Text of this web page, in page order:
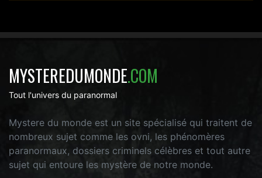
MYSTEREDUMONDE.COM
Tout l'univers du paranormal
Mystere du monde est un site spécialisé qui traitent de
nombreux sujet comme les ovni, les phénomères
paranormaux, dossiers criminels célèbres et tout autre
sujet qui entoure les mystère de notre monde.